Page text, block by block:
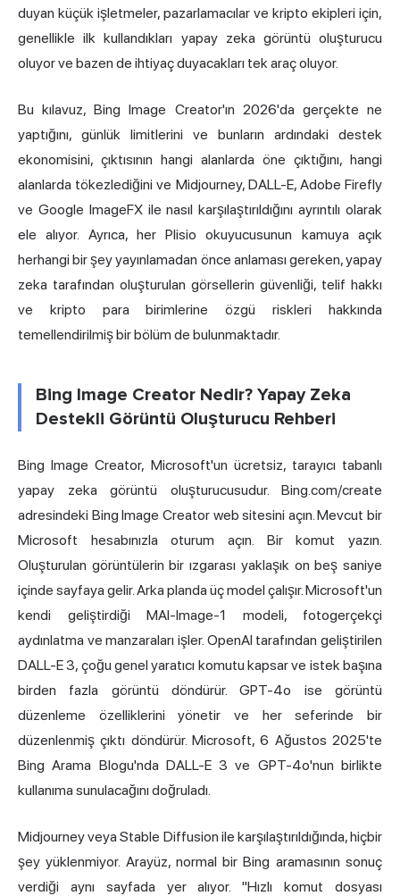
duyan küçük işletmeler, pazarlamacılar ve kripto ekipleri için,
genellikle ilk kullandıkları yapay zeka görüntü oluşturucu
oluyor ve bazen de ihtiyaç duyacakları tek araç oluyor.
Bu kılavuz, Bing Image Creator'ın 2026'da gerçekte ne
yaptığını, günlük limitlerini ve bunların ardındaki destek
ekonomisini, çıktısının hangi alanlarda öne çıktığını, hangi
alanlarda tökezlediğini ve Midjourney, DALL-E, Adobe Firefly
ve Google ImageFX ile nasıl karşılaştırıldığını ayrıntılı olarak
ele alıyor. Ayrıca, her Plisio okuyucusunun kamuya açık
herhangi bir şey yayınlamadan önce anlaması gereken, yapay
zeka tarafından oluşturulan görsellerin güvenliği, telif hakkı
ve kripto para birimlerine özgü riskleri hakkında
temellendirilmiş bir bölüm de bulunmaktadır.
Bing Image Creator Nedir? Yapay Zeka
Destekli Görüntü Oluşturucu Rehberi
Bing Image Creator, Microsoft'un ücretsiz, tarayıcı tabanlı
yapay zeka görüntü oluşturucusudur. Bing.com/create
adresindeki Bing Image Creator web sitesini açın. Mevcut bir
Microsoft hesabınızla oturum açın. Bir komut yazın.
Oluşturulan görüntülerin bir ızgarası yaklaşık on beş saniye
içinde sayfaya gelir. Arka planda üç model çalışır. Microsoft'un
kendi geliştirdiği MAI-Image-1 modeli, fotogerçekçi
aydınlatma ve manzaraları işler. OpenAI tarafından geliştirilen
DALL-E 3, çoğu genel yaratıcı komutu kapsar ve istek başına
birden fazla görüntü döndürür. GPT-4o ise görüntü
düzenleme özelliklerini yönetir ve her seferinde bir
düzenlenmiş çıktı döndürür. Microsoft, 6 Ağustos 2025'te
Bing Arama Blogu'nda DALL-E 3 ve GPT-4o'nun birlikte
kullanıma sunulacağını doğruladı.
Midjourney veya Stable Diffusion ile karşılaştırıldığında, hiçbir
şey yüklenmiyor. Arayüz, normal bir Bing aramasının sonuç
verdiği aynı sayfada yer alıyor. "Hızlı komut dosyası